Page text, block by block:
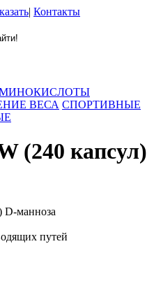
| Контакты
ВЕСА СПОРТИВНЫЕ
(240 капсул)
путей